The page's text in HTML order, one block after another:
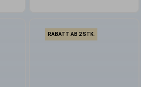
RABATT AB 2 STK.